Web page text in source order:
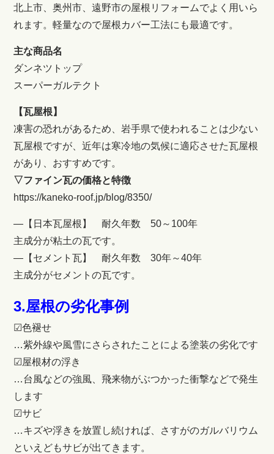
北上市、奥州市、遠野市の屋根リフォームでよく用いら
れます。軽量なので屋根カバー工法にも最適です。
主な商品名
ダンネツトップ
スーパーガルテクト
【瓦屋根】
凍害の恐れがあるため、岩手県で使われることは少ない
瓦屋根ですが、近年は寒冷地の気候に適応させた瓦屋根
があり、おすすめです。
▽ファイン瓦の価格と特徴
https://kaneko-roof.jp/blog/8350/
―【日本瓦屋根】 耐久年数 50～100年
主成分が粘土の瓦です。
―【セメント瓦】 耐久年数 30年～40年
主成分がセメントの瓦です。
3.屋根の劣化事例
☑色褪せ
…紫外線や風雪にさらされたことによる塗装の劣化です
☑屋根材の浮き
…台風などの強風、飛来物がぶつかった衝撃などで発生
します
☑サビ
…キズや浮きを放置し続ければ、さすがのガルバリウム
といえどもサビが出てきます。